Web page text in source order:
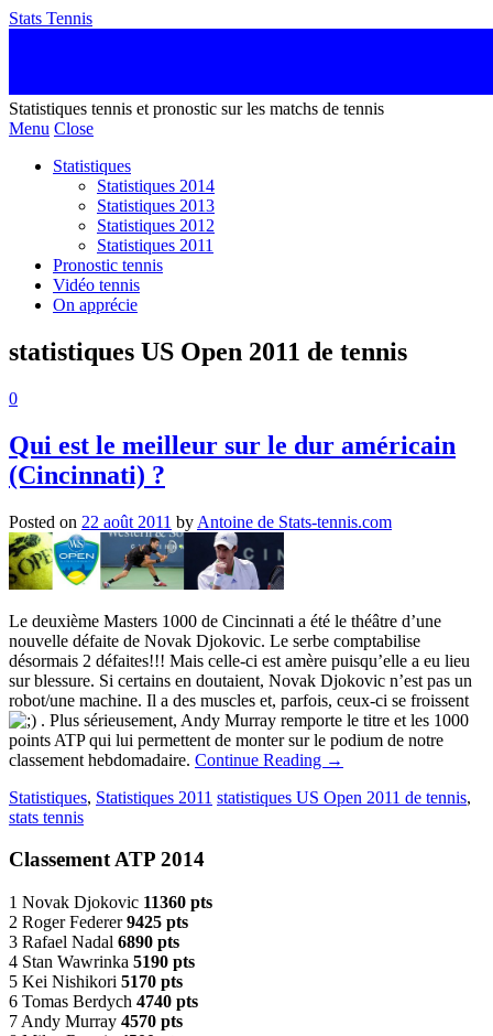
Stats Tennis
Statistiques tennis et pronostic sur les matchs de tennis
Menu Close
Statistiques
Statistiques 2014
Statistiques 2013
Statistiques 2012
Statistiques 2011
Pronostic tennis
Vidéo tennis
On apprécie
statistiques US Open 2011 de tennis
0
Qui est le meilleur sur le dur américain
(Cincinnati) ?
Posted on 22 août 2011 by Antoine de Stats-tennis.com
Le deuxième Masters 1000 de Cincinnati a été le théâtre d’une
nouvelle défaite de Novak Djokovic. Le serbe comptabilise
désormais 2 défaites!!! Mais celle-ci est amère puisqu’elle a eu lieu
sur blessure. Si certains en doutaient, Novak Djokovic n’est pas un
robot/une machine. Il a des muscles et, parfois, ceux-ci se froissent
. Plus sérieusement, Andy Murray remporte le titre et les 1000
points ATP qui lui permettent de monter sur le podium de notre
classement hebdomadaire. Continue Reading →
Statistiques, Statistiques 2011 statistiques US Open 2011 de tennis,
stats tennis
Classement ATP 2014
1 Novak Djokovic 11360 pts
2 Roger Federer9425 pts
3 Rafael Nadal 6890 pts
4 Stan Wawrinka 5190 pts
5 Kei Nishikori 5170 pts
6 Tomas Berdych 4740 pts
7 Andy Murray 4570 pts